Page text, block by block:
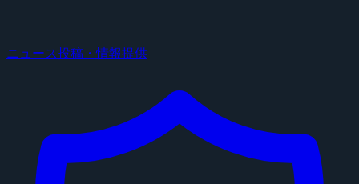
ニュース投稿・情報提供